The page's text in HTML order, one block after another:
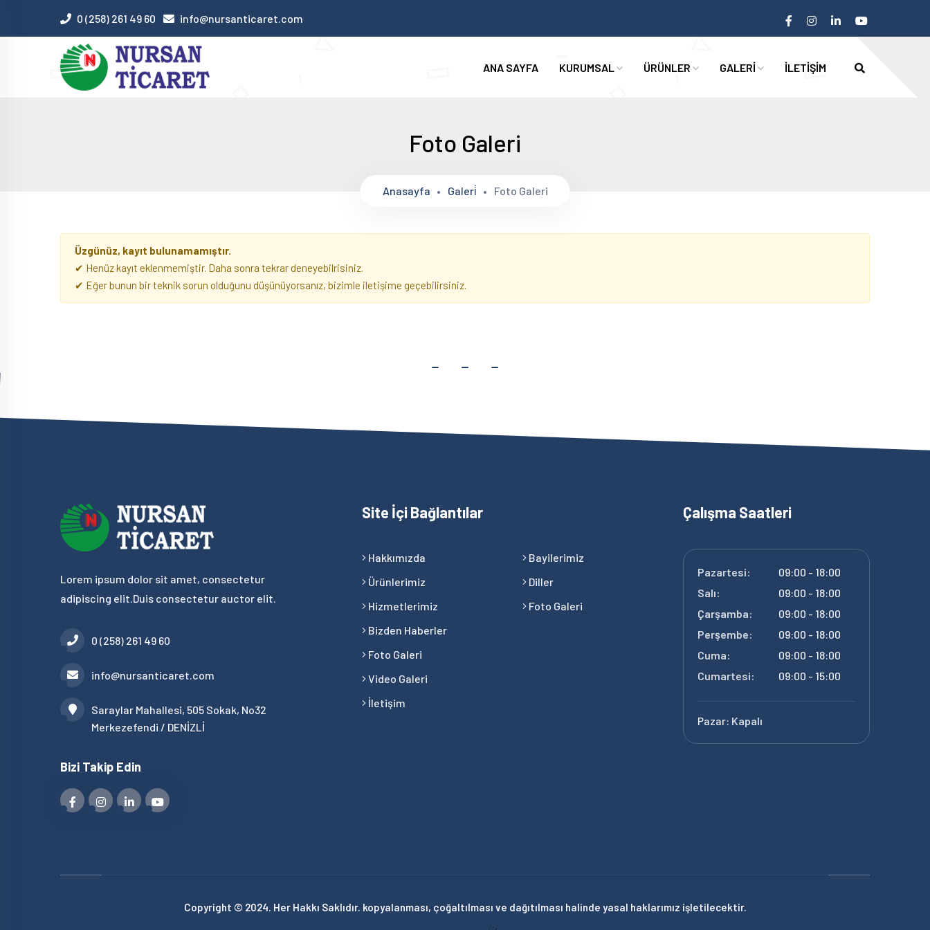
0 (258) 261 49 60 info@nursanticaret.com
ANA SAYFA KURUMSAL ÜRÜNLER GALERİ İLETİŞİM
Foto Galeri
Anasayfa Galeri̇ Foto Galeri
Üzgünüz, kayıt bulunamamıştır.
✔ Henüz kayıt eklenmemiştir. Daha sonra tekrar deneyebilrisiniz.
✔ Eğer bunun bir teknik sorun olduğunu düşünüyorsanız, bizimle iletişime geçebilirsiniz.
Lorem ipsum dolor sit amet, consectetur
adipiscing elit.Duis consectetur auctor elit.
0 (258) 261 49 60
info@nursanticaret.com
Saraylar Mahallesi, 505 Sokak, No32
Merkezefendi / DENİZLİ
Bizi Takip Edin
Site İçi Bağlantılar
Hakkımızda
Ürünlerimiz
Hizmetlerimiz
Bizden Haberler
Foto Galeri
Video Galeri
İletişim
Bayilerimiz
Diller
Foto Galeri
Çalışma Saatleri
Pazartesi:
09:00 - 18:00
Salı:
09:00 - 18:00
Çarşamba:
09:00 - 18:00
Perşembe:
09:00 - 18:00
Cuma:
09:00 - 18:00
Cumartesi:
09:00 - 15:00
Pazar: Kapalı
Copyright © 2024. Her Hakkı Saklıdır. kopyalanması, çoğaltılması ve dağıtılması halinde yasal haklarımız işletilecektir.